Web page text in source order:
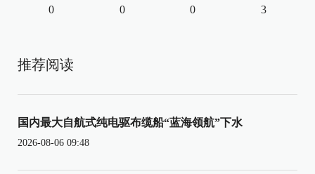
0 0 0 3
推荐阅读
国内最大自航式纯电驱布缆船“蓝海领航”下水
2026-08-06 09:48